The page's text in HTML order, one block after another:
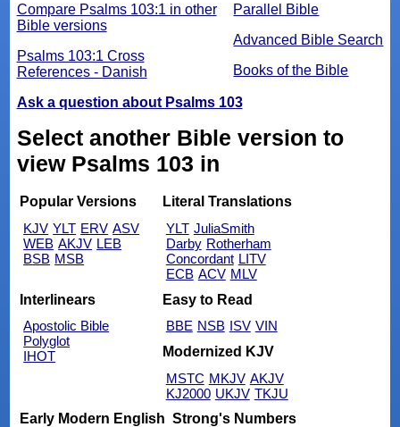
Parallel Bible
Advanced Bible Search
Books of the Bible
Compare Psalms 103:1 in other
Bible versions
Psalms 103:1 Cross
References - Danish
Ask a question about Psalms 103
Select another Bible version to
view Psalms 103 in
Popular Versions
KJV YLT ERV ASV
WEB AKJV LEB
BSB MSB
Literal Translations
YLT JuliaSmith
Darby Rotherham
Concordant LITV
ECB ACV MLV
Interlinears
Apostolic Bible
Polyglot
IHOT
Easy to Read
BBE NSB ISV VIN
Modernized KJV
MSTC MKJV AKJV
KJ2000 UKJV TKJU
Early Modern English Strong's Numbers